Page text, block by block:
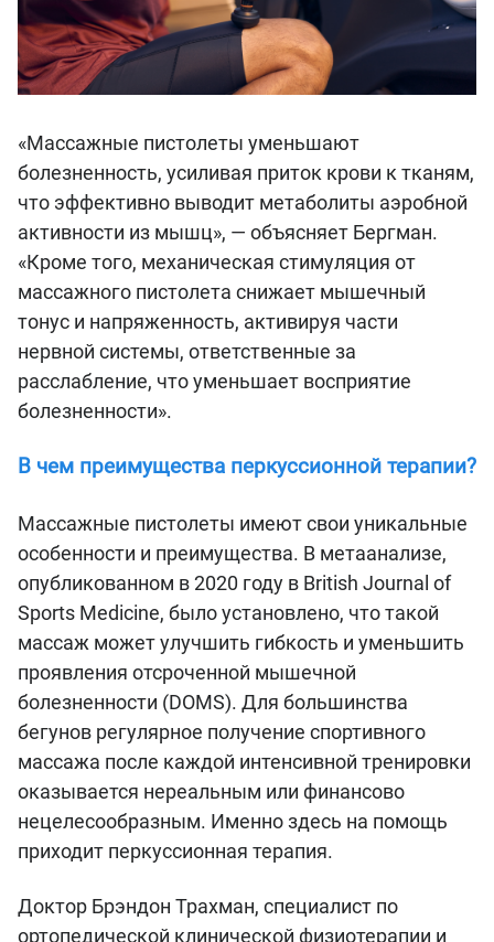
«Массажные пистолеты уменьшают
болезненность, усиливая приток крови к тканям,
что эффективно выводит метаболиты аэробной
активности из мышц», — объясняет Бергман.
«Кроме того, механическая стимуляция от
массажного пистолета снижает мышечный
тонус и напряженность, активируя части
нервной системы, ответственные за
расслабление, что уменьшает восприятие
болезненности».
В чем преимущества перкуссионной терапии?
Массажные пистолеты имеют свои уникальные
особенности и преимущества. В метаанализе,
опубликованном в 2020 году в British Journal of
Sports Medicine, было установлено, что такой
массаж может улучшить гибкость и уменьшить
проявления отсроченной мышечной
болезненности (DOMS). Для большинства
бегунов регулярное получение спортивного
массажа после каждой интенсивной тренировки
оказывается нереальным или финансово
нецелесообразным. Именно здесь на помощь
приходит перкуссионная терапия.
Доктор Брэндон Трахман, специалист по
ортопедической клинической физиотерапии и